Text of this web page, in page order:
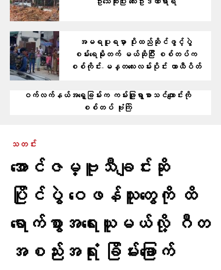
အမရပူရမှာ ပိုးထည်ဆိုင်ဖွင့်ပွဲ
စမ်းရေမိုးတက် မယ်ဆိုပြီး စစ်တပ်က
စစ်ကိုင်း-မန္တလေးလမ်းပိုင်း ယာယီပိတ်
ဝက်လက်နယ်အရှေ့ခြမ်းက ကမ်းဖြူရွာစာသင်ကျောင်းကို
စစ်တပ် ဗုံးကြဲ
သတင်း
အောင်ဇမ္ဗူသီချင်းဆို
ပြိုင်ပွဲ ဝေဖန်သူတွေကို ထိ
ရောက်စွာအရေးယူမယ်လို့ ဂီတ
အစည်းအရုံး ခြိမ်းခြောက်